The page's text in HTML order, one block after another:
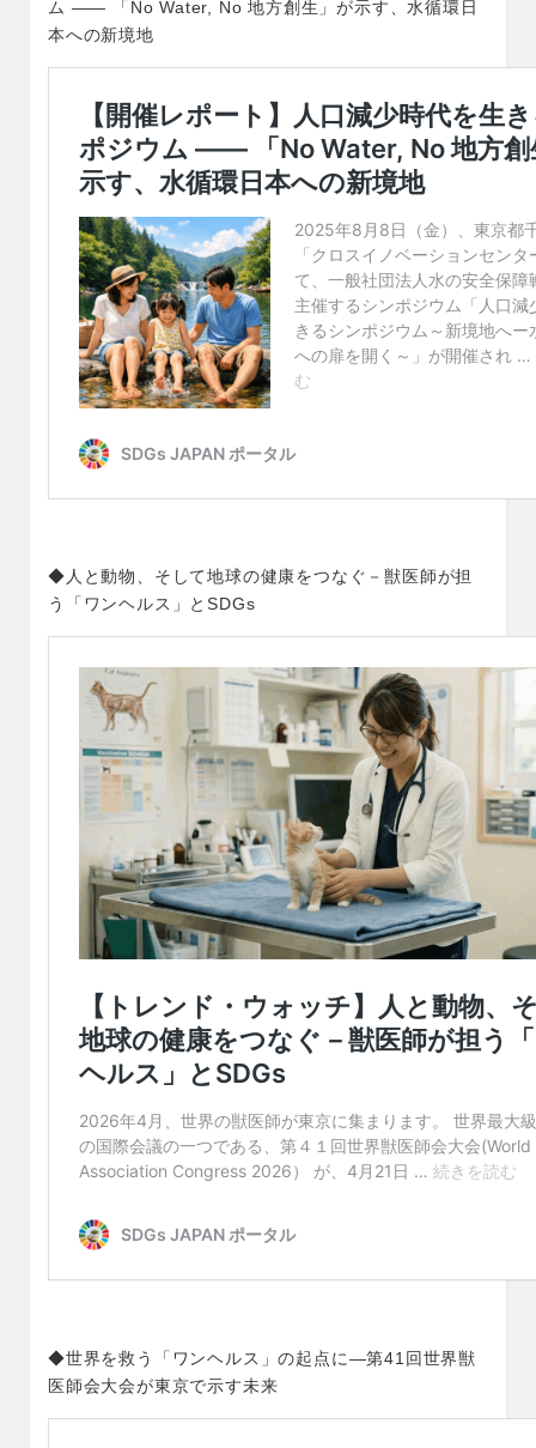
ム ―― 「No Water, No 地方創生」が示す、水循環日
本への新境地
◆人と動物、そして地球の健康をつなぐ－獣医師が担
う「ワンヘルス」とSDGs
◆世界を救う「ワンヘルス」の起点に―第41回世界獣
医師会大会が東京で示す未来